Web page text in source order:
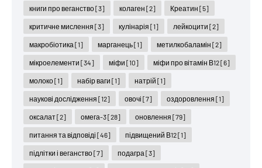
книги про веганство[3] колаген [2] Креатин [5]
критичне мислення [3] кулінарія [1] лейкоцити [2]
макробіотика [1] марганець[1] метилкобаламін [2]
мікроелементи [34] міфи [10] міфи про вітамін В12[6]
молоко[1] набір ваги [1] натрій [1]
наукові дослідження [12] овочі [7] оздоровлення [1]
оксалат[2] омега-3[28] оновлення [79]
питання та відповіді [46] підвищений В12[1]
підлітки і веганство[7] подагра [3]